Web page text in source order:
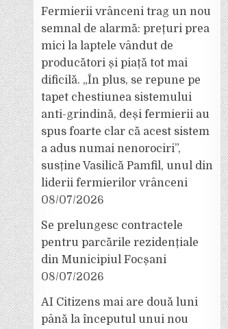
Fermierii vrânceni trag un nou
semnal de alarmă: prețuri prea
mici la laptele vândut de
producători și piață tot mai
dificilă. „În plus, se repune pe
tapet chestiunea sistemului
anti-grindină, deși fermierii au
spus foarte clar că acest sistem
a adus numai nenorociri”,
susține Vasilică Pamfil, unul din
liderii fermierilor vrânceni
08/07/2026
Se prelungesc contractele
pentru parcările rezidențiale
din Municipiul Focșani
08/07/2026
AI Citizens mai are două luni
până la începutul unui nou